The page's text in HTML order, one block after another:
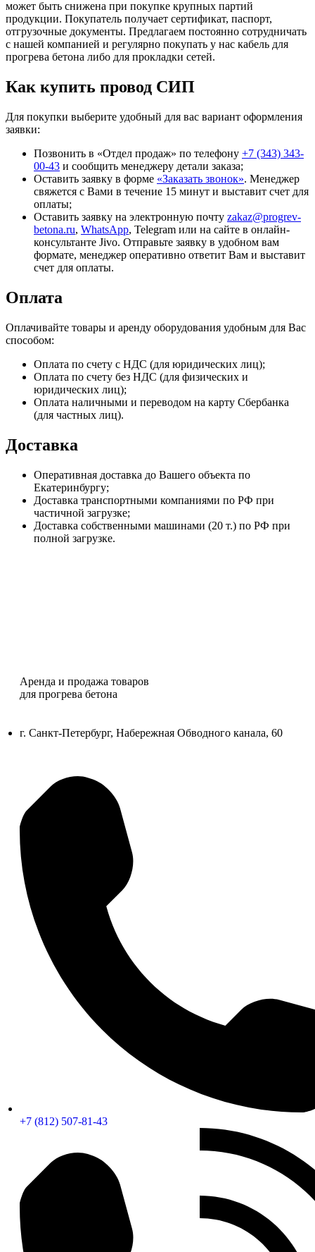
может быть снижена при покупке крупных партий
продукции. Покупатель получает сертификат, паспорт,
отгрузочные документы. Предлагаем постоянно сотрудничать
с нашей компанией и регулярно покупать у нас кабель для
прогрева бетона либо для прокладки сетей.
Как купить провод СИП
Для покупки выберите удобный для вас вариант оформления
заявки:
Позвонить в «Отдел продаж» по телефону +7 (343) 343-
00-43 и сообщить менеджеру детали заказа;
Оставить заявку в форме «Заказать звонок». Менеджер
свяжется с Вами в течение 15 минут и выставит счет для
оплаты;
Оставить заявку на электронную почту zakaz@progrev-
betona.ru, WhatsApp, Telegram или на сайте в онлайн-
консультанте Jivo. Отправьте заявку в удобном вам
формате, менеджер оперативно ответит Вам и выставит
счет для оплаты.
Оплата
Оплачивайте товары и аренду оборудования удобным для Вас
способом:
Оплата по счету с НДС (для юридических лиц);
Оплата по счету без НДС (для физических и
юридических лиц);
Оплата наличными и переводом на карту Сбербанка
(для частных лиц).
Доставка
Оперативная доставка до Вашего объекта по
Екатеринбургу;
Доставка транспортными компаниями по РФ при
частичной загрузке;
Доставка собственными машинами (20 т.) по РФ при
полной загрузке.
Аренда и продажа товаров
для прогрева бетона
г. Санкт-Петербург, Набережная Обводного канала, 60
+7 (812) 507-81-43